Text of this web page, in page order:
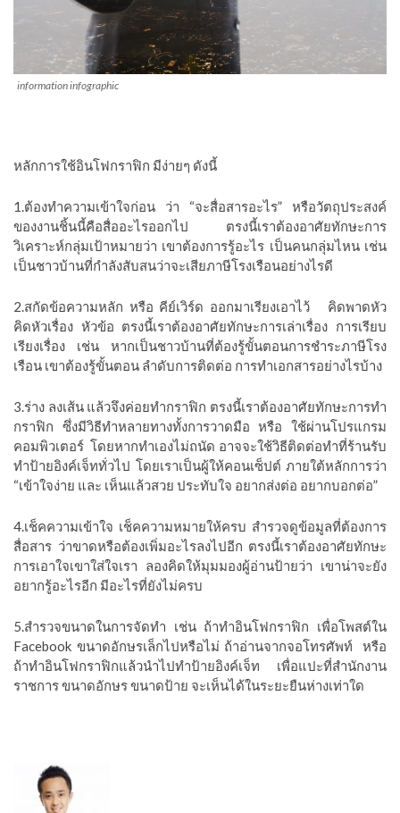
information infographic
หลักการใช้อินโฟกราฟิก มีง่ายๆ ดังนี้
1.ต้องทำความเข้าใจก่อน ว่า “จะสื่อสารอะไร” หรือวัตถุประสงค์
ของงานชิ้นนี้คือสื่ออะไรออกไป
ตรงนี้เราต้องอาศัยทักษะการ
วิเคราะห์กลุ่มเป้าหมายว่า เขาต้องการรู้อะไร เป็นคนกลุ่มไหน เช่น
เป็นชาวบ้านที่กำลังสับสนว่าจะเสียภาษีโรงเรือนอย่างไรดี
2.สกัดข้อความหลัก หรือ คีย์เวิร์ด ออกมาเรียงเอาไว้
คิดพาดหัว
คิดหัวเรื่อง หัวข้อ ตรงนี้เราต้องอาศัยทักษะการเล่าเรื่อง การเรียบ
เรียงเรื่อง เช่น หากเป็นชาวบ้านที่ต้องรู้ขั้นตอนการชำระภาษีโรง
เรือน เขาต้องรู้ขั้นตอน ลำดับการติดต่อ การทำเอกสารอย่างไรบ้าง
3.ร่าง ลงเส้น แล้วจึงค่อยทำกราฟิก ตรงนี้เราต้องอาศัยทักษะการทำ
กราฟิก ซึ่งมีวิธีทำหลายทางทั้งการวาดมือ หรือ ใช้ผ่านโปรแกรม
คอมพิวเตอร์ โดยหากทำเองไม่ถนัด อาจจะใช้วิธีติดต่อทำที่ร้านรับ
ทำป้ายอิงค์เจ็ททั่วไป โดยเราเป็นผู้ให้คอนเซ็ปต์ ภายใต้หลักการว่า
“เข้าใจง่าย และ เห็นแล้วสวย ประทับใจ อยากส่งต่อ อยากบอกต่อ”
4.เช็คความเข้าใจ เช็คความหมายให้ครบ สำรวจดูข้อมูลที่ต้องการ
สื่อสาร ว่าขาดหรือต้องเพิ่มอะไรลงไปอีก ตรงนี้เราต้องอาศัยทักษะ
การเอาใจเขาใส่ใจเรา ลองคิดให้มุมมองผู้อ่านป้ายว่า เขาน่าจะยัง
อยากรู้อะไรอีก มีอะไรที่ยังไม่ครบ
5.สำรวจขนาดในการจัดทำ เช่น ถ้าทำอินโฟกราฟิก เพื่อโพสต์ใน
Facebook ขนาดอักษรเล็กไปหรือไม่ ถ้าอ่านจากจอโทรศัพท์
หรือ
ถ้าทำอินโฟกราฟิกแล้วนำไปทำป้ายอิงค์เจ็ท เพื่อแปะที่สำนักงาน
ราชการ ขนาดอักษร ขนาดป้าย จะเห็นได้ในระยะยืนห่างเท่าใด